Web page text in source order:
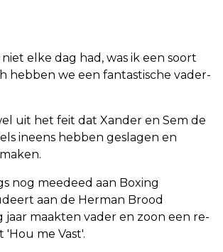
elke dag had, was ik een soort
hebben we een fantastische vader-
uit het feit dat Xander en Sem de
ineens hebben geslagen en
nog meedeed aan Boxing
aan de Herman Brood
jaar maakten vader en zoon een re-
'Hou me Vast'.